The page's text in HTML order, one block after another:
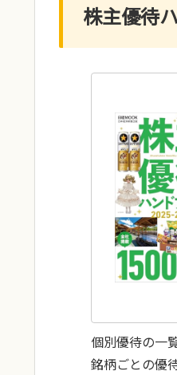
株主優待
個別優待の一
銘柄ごとの優